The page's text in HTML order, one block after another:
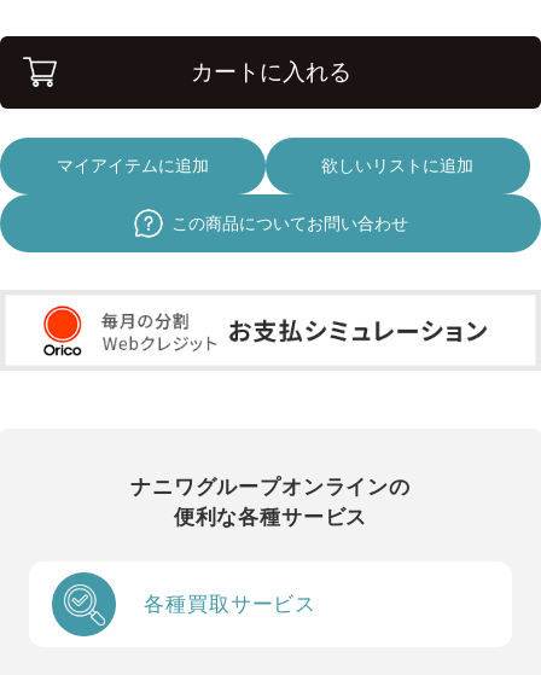
カートに入れる
マイアイテムに追加 欲しいリストに追加
この商品についてお問い合わせ
ナニワグループオンラインの
便利な各種サービス
各種買取サービス